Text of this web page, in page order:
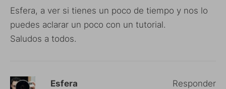
Esfera, a ver si tienes un poco de tiempo y nos lo
puedes aclarar un poco con un tutorial.
Saludos a todos.
Esfera Responder